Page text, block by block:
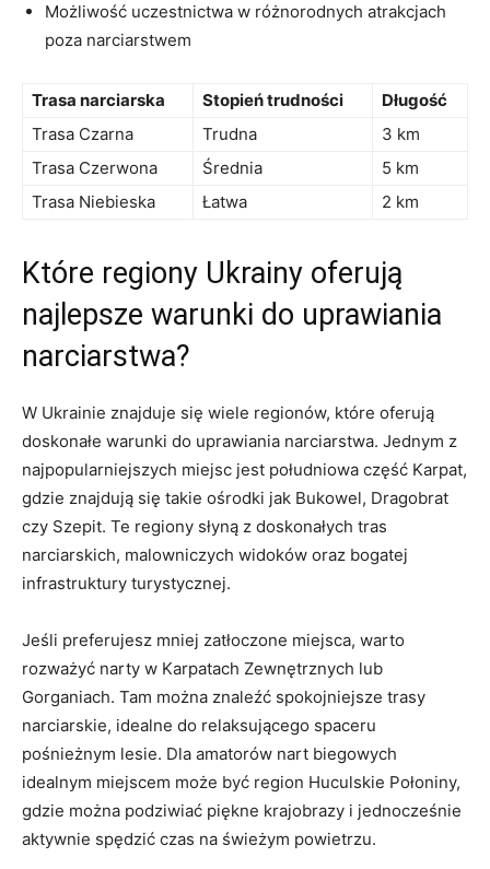
Możliwość uczestnictwa w różnorodnych⁣ atrakcjach
poza ​narciarstwem
Trasa narciarska Stopień trudności
Długość
Trasa Czarna
Trudna
3 km
Trasa Czerwona
Średnia
5 km
Trasa ‌Niebieska
Łatwa 2 km
Które regiony Ukrainy oferują
najlepsze warunki do uprawiania
narciarstwa?
W ⁣Ukrainie ‍znajduje ⁣się‍ wiele regionów, które oferują
doskonałe ⁤warunki do uprawiania narciarstwa. Jednym z
najpopularniejszych miejsc jest południowa część Karpat,
gdzie znajdują ⁣się‍ takie ośrodki jak Bukowel,⁢ Dragobrat
czy Szepit. Te regiony słyną z doskonałych tras
narciarskich, malowniczych widoków oraz bogatej
infrastruktury turystycznej.
Jeśli preferujesz⁤ mniej ⁢zatłoczone miejsca, ⁢warto
rozważyć narty w Karpatach Zewnętrznych lub
Gorganiach. Tam ‍można znaleźć spokojniejsze ⁣trasy
narciarskie, idealne⁢ do relaksującego‌ spaceru
pośnieżnym lesie. Dla amatorów nart biegowych
idealnym miejscem ⁢może być region Huculskie Połoniny,
gdzie‌ można podziwiać piękne krajobrazy‍ i jednocześnie‍
aktywnie ⁣spędzić czas na świeżym powietrzu.